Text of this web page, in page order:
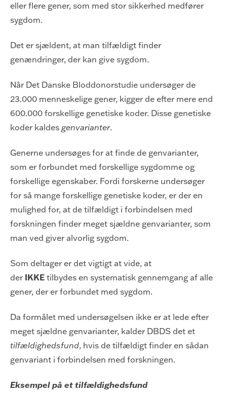
eller flere gener, som med stor sikkerhed medfører
sygdom.
Det er sjældent, at man tilfældigt finder
genændringer, der kan give sygdom.
Når Det Danske Bloddonorstudie undersøger de
23.000 menneskelige gener, kigger de efter mere end
600.000 forskellige genetiske koder. Disse genetiske
koder kaldes genvarianter.
Generne undersøges for at finde de genvarianter,
som er forbundet med forskellige sygdomme og
forskellige egenskaber. Fordi forskerne undersøger
for så mange forskellige genetiske koder, er der en
mulighed for, at de tilfældigt i forbindelsen med
forskningen finder meget sjældne genvarianter, som
man ved giver alvorlig sygdom.
Som deltager er det vigtigt at vide, at
der IKKE tilbydes en systematisk gennemgang af alle
gener, der er forbundet med sygdom.
Da formålet med undersøgelsen ikke er at lede efter
meget sjældne genvarianter, kalder DBDS det et
tilfældighedsfund, hvis de tilfældigt finder en sådan
genvariant i forbindelsen med forskningen.
Eksempel på et tilfældighedsfund